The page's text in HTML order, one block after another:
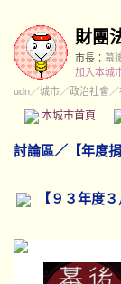
財團
市長： 幕
加入本城
udn／城市／政治社會 ／
本城市首頁
討論區／ 【年度
【９３年度